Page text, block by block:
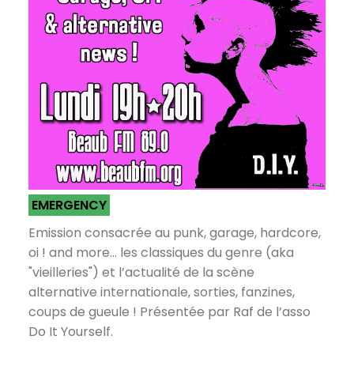
EMERGENCY
Emission consacrée au punk, garage, hardcore,
oi ! and more... les classiques du genre (aka
"vieilleries") et l’actualité de la scène
alternative internationale, sorties, fanzines,
coups de gueule ! Présentée par Raf de l’asso
Do It Yourself.